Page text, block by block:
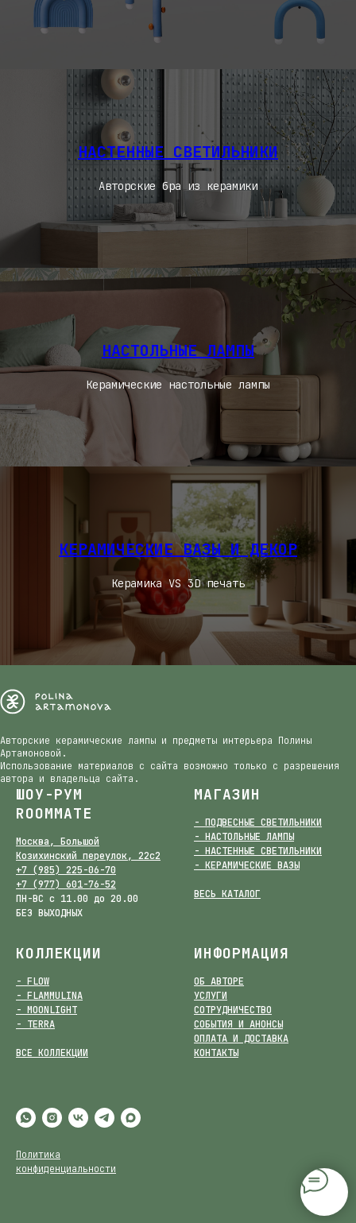
НАСТЕННЫЕ СВЕТИЛЬНИКИ
Авторские бра из керамики
НАСТОЛЬНЫЕ ЛАМПЫ
Керамические настольные лампы
КЕРАМИЧЕСКИЕ ВАЗЫ И ДЕКОР
Керамика VS 3D печать
Авторские керамические лампы и предметы интерьера Полины
Артамоновой.
Использование материалов с сайта возможно только с разрешения
автора и владельца сайта.
ШОУ-РУМ
ROOMMATE
Москва, Большой
Козихинский переулок, 22с2
+7 (985) 225-06-70
+7 (977) 601-76-52
ПН-ВС с 11.00 до 20.00
БЕЗ ВЫХОДНЫХ
МАГАЗИН
- ПОДВЕСНЫЕ СВЕТИЛЬНИКИ
- НАСТОЛЬНЫЕ ЛАМПЫ
- НАСТЕННЫЕ СВЕТИЛЬНИКИ
- КЕРАМИЧЕСКИЕ ВАЗЫ
ВЕСЬ КАТАЛОГ
КОЛЛЕКЦИИ
- FLOW
- FLAMMULINA
- MOONLIGHT
- TERRA
ВСЕ КОЛЛЕКЦИИ
ИНФОРМАЦИЯ
ОБ АВТОРЕ
УСЛУГИ
СОТРУДНИЧЕСТВО
СОБЫТИЯ И АНОНСЫ
ОПЛАТА И ДОСТАВКА
КОНТАКТЫ
Политика
конфиденциальности